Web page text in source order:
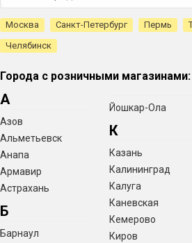
Москва Санкт-Петербург Пермь
Челябинск
Города с розничными магазинами:
А
Азов
Альметьевск
Анапа
Армавир
Астрахань
Б
Барнаул
Йошкар-Ола
К
Казань
Калининград
Калуга
Каневская
Кемерово
Киров